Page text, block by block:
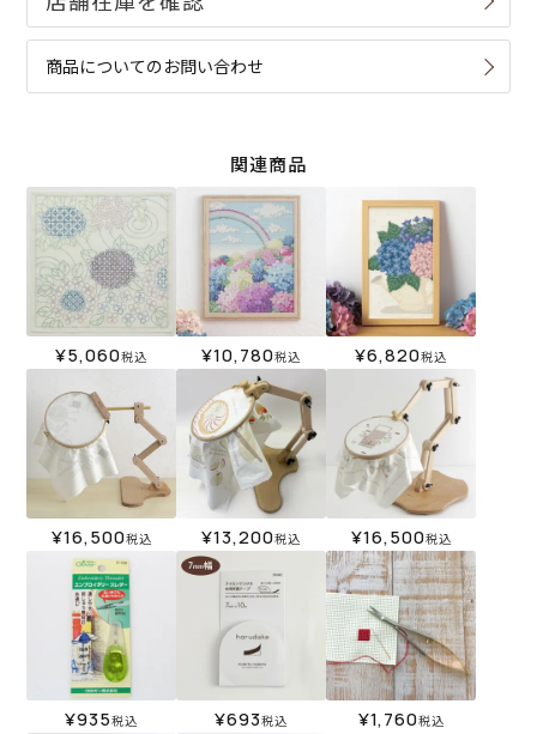
商品についてのお問い合わせ
関連商品
¥5,060税込 ¥10,780税込 ¥6,820税込
¥16,500税込 ¥13,200税込 ¥16,500税込
¥935税込 ¥693税込 ¥1,760税込